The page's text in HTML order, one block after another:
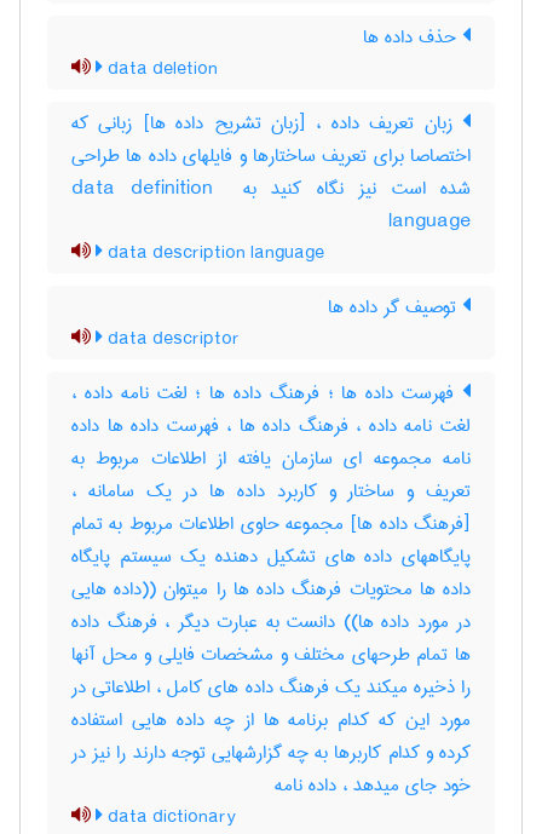
حذف داده ها
data deletion
زبان تعریف داده ، [زبان تشریح داده ها] زبانی که
اختصاصا برای تعریف ساختارها و فایلهای داده ها طراحی
شده است نیز نگاه کنید به ‎data definition ‎
language
data description language
توصیف گر داده ها
data descriptor
فهرست داده ها ؛ فرهنگ داده ها ؛ لغت نامه داده ،
لغت نامه داده ، فرهنگ داده ها ، فهرست داده ها داده
نامه مجموعه ای سازمان یافته از اطلاعات مربوط به
تعریف و ساختار و کاربرد داده ها در یک سامانه ،
[فرهنگ داده ها] مجموعه حاوی اطلاعات مربوط به تمام
پایگاههای داده های تشکیل دهنده یک سیستم پایگاه
داده ها محتویات فرهنگ داده ها را میتوان ((داده هایی
در مورد داده ها)) دانست به عبارت دیگر ، فرهنگ داده
ها تمام طرحهای مختلف و مشخصات فایلی و محل آنها
را ذخیره میکند یک فرهنگ داده های کامل ، اطلاعاتی در
مورد این که کدام برنامه ها از چه داده هایی استفاده
کرده و کدام کاربرها به چه گزارشهایی توجه دارند را نیز در
خود جای میدهد ، داده ‌نامه
data dictionary